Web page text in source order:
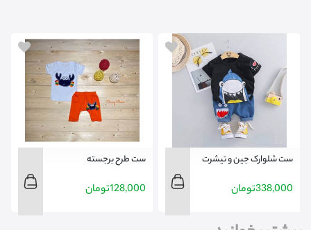
ست شلوارک جین و تیشرت
338,000تومان
ست طرح برجسته
128,000تومان